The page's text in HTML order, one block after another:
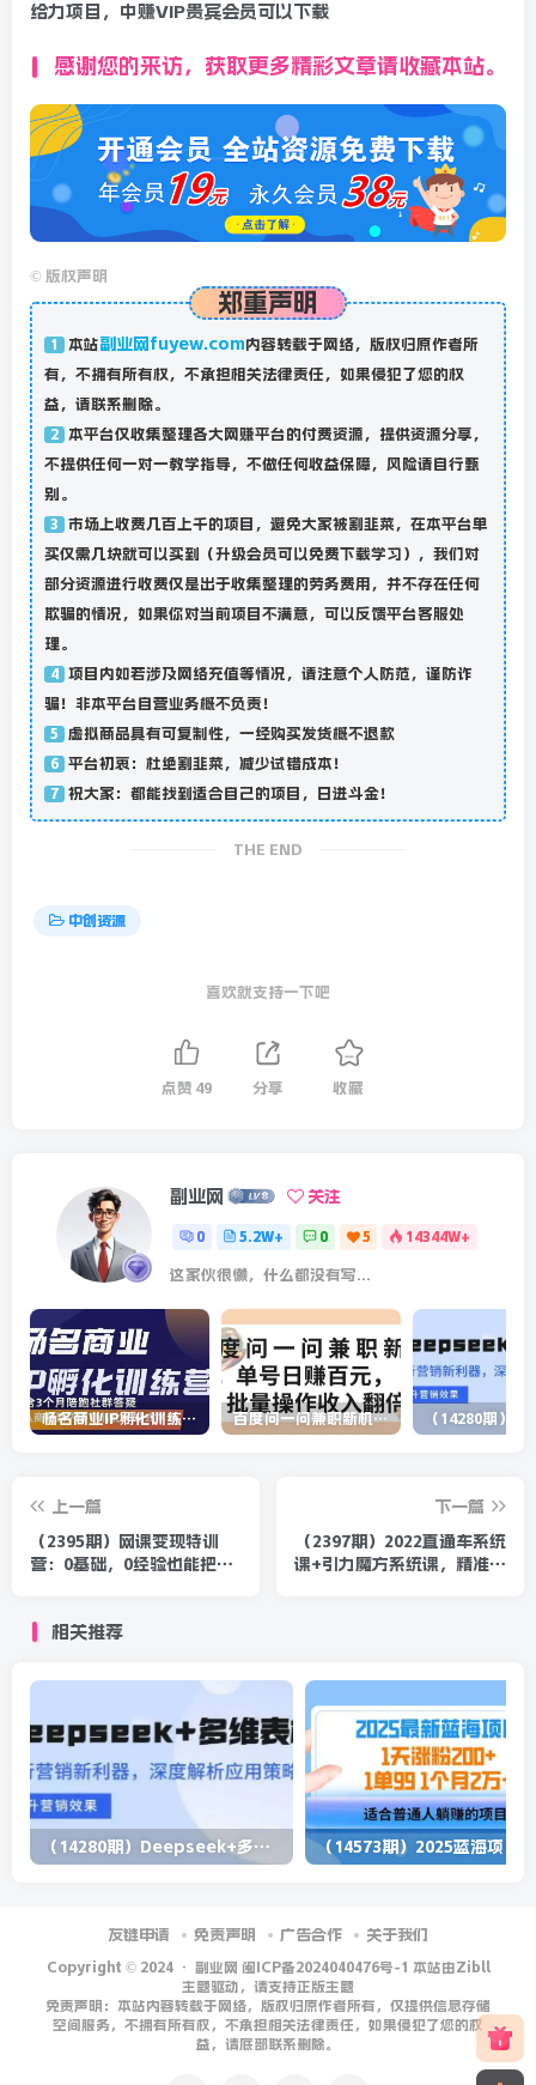
给力项目，中赚VIP贵宾会员可以下载
感谢您的来访，获取更多精彩文章请收藏本站。
© 版权声明
郑重声明
1 本站副业网fuyew.com内容转载于网络，版权归原作者所
有，不拥有所有权，不承担相关法律责任，如果侵犯了您的权
益，请联系删除。
2 本平台仅收集整理各大网赚平台的付费资源，提供资源分享，
不提供任何一对一教学指导，不做任何收益保障，风险请自行甄
别。
3 市场上收费几百上千的项目，避免大家被割韭菜，在本平台单
买仅需几块就可以买到（升级会员可以免费下载学习），我们对
部分资源进行收费仅是出于收集整理的劳务费用，并不存在任何
欺骗的情况，如果你对当前项目不满意，可以反馈平台客服处
理。
4 项目内如若涉及网络充值等情况，请注意个人防范，谨防诈
骗！非本平台自营业务概不负责！
5 虚拟商品具有可复制性，一经购买发货概不退款
6 平台初衷：杜绝割韭菜，减少试错成本！
7 祝大家：都能找到适合自己的项目，日进斗金！
THE END
中创资源
喜欢就支持一下吧
点赞 49 分享 收藏
副业网 关注
0 5.2W+ 0 5 14344W+
这家伙很懒，什么都没有写...
杨名商业IP孵化训练营，从商业到内容到转化一站式学 价值5980元 百度问一问兼职新机遇，单号日赚百元，批量操作收入翻倍
上一篇
（2395期）网课变现特训
营：0基础，0经验也能把知
下一篇
（2397期）2022直通车系统
课+引力魔方系统课，精准拉
相关推荐
（14280期）Deepseek+多维表格，银行营销新利器，深度解析应用策略，提升营销效果
友链申请 免责声明 广告合作 关于我们
Copyright © 2024 · 副业网 闽ICP备2024040476号-1 本站由Zibll
主题驱动，请支持正版主题
免责声明：本站内容转载于网络，版权归原作者所有，仅提供信息存储
空间服务，不拥有所有权，不承担相关法律责任，如果侵犯了您的权
益，请底部联系删除。